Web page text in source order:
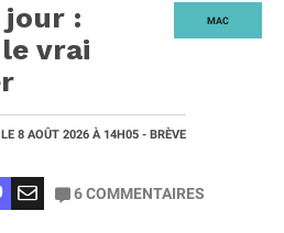
MAC
jour :
vrai
8 AOÛT 2026 À 14H05 - BRÈVE
6COMMENTAIRES